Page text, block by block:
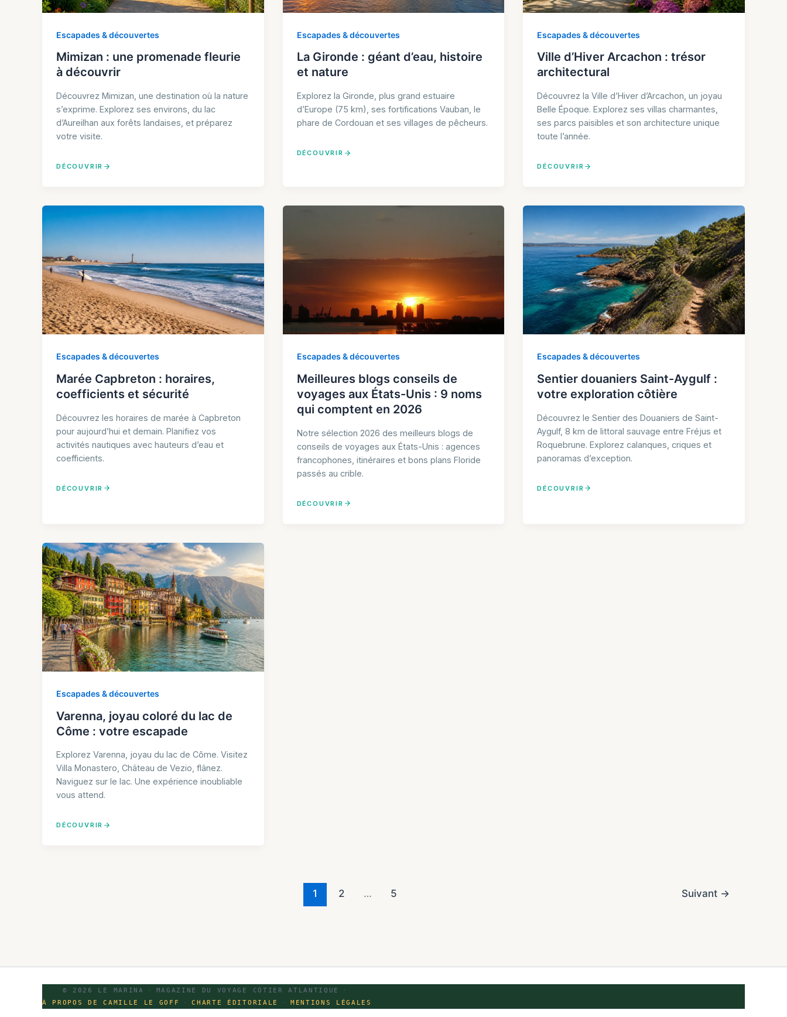
Escapades & découvertes
Mimizan : une promenade fleurie
à découvrir
Découvrez Mimizan, une destination où la nature
s’exprime. Explorez ses environs, du lac
d’Aureilhan aux forêts landaises, et préparez
votre visite.
DÉCOUVRIR
Escapades & découvertes
La Gironde : géant d’eau, histoire
et nature
Explorez la Gironde, plus grand estuaire
d’Europe (75 km), ses fortifications Vauban, le
phare de Cordouan et ses villages de pêcheurs.
DÉCOUVRIR
Escapades & découvertes
Ville d’Hiver Arcachon : trésor
architectural
Découvrez la Ville d’Hiver d’Arcachon, un joyau
Belle Époque. Explorez ses villas charmantes,
ses parcs paisibles et son architecture unique
toute l’année.
DÉCOUVRIR
Escapades & découvertes
Marée Capbreton : horaires,
coefficients et sécurité
Découvrez les horaires de marée à Capbreton
pour aujourd’hui et demain. Planifiez vos
activités nautiques avec hauteurs d’eau et
coefficients.
DÉCOUVRIR
Escapades & découvertes
Meilleures blogs conseils de
voyages aux États-Unis : 9 noms
qui comptent en 2026
Notre sélection 2026 des meilleurs blogs de
conseils de voyages aux États-Unis : agences
francophones, itinéraires et bons plans Floride
passés au crible.
DÉCOUVRIR
Escapades & découvertes
Sentier douaniers Saint-Aygulf :
votre exploration côtière
Découvrez le Sentier des Douaniers de Saint-
Aygulf, 8 km de littoral sauvage entre Fréjus et
Roquebrune. Explorez calanques, criques et
panoramas d’exception.
DÉCOUVRIR
Escapades & découvertes
Varenna, joyau coloré du lac de
Côme : votre escapade
Explorez Varenna, joyau du lac de Côme. Visitez
Villa Monastero, Château de Vezio, flânez.
Naviguez sur le lac. Une expérience inoubliable
vous attend.
DÉCOUVRIR
1 2 … 5 Suivant →
© 2026 LE MARINA · MAGAZINE DU VOYAGE CÔTIER ATLANTIQUE
·
À PROPOS DE CAMILLE LE GOFF
· CHARTE ÉDITORIALE · MENTIONS LÉGALES